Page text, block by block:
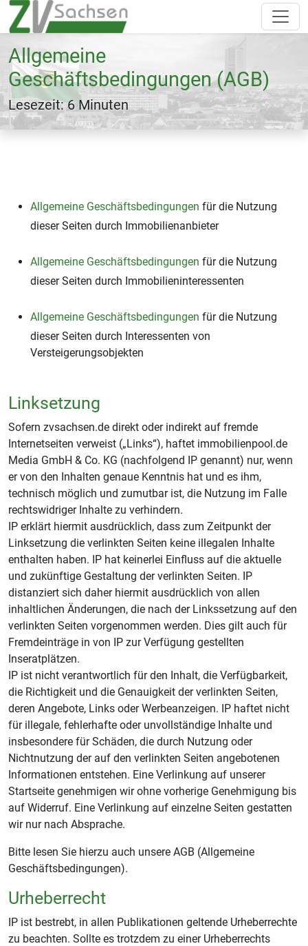
Allgemeine
Geschäftsbedingungen (AGB)
Lesezeit: 6 Minuten
Allgemeine Geschäftsbedingungen für die Nutzung
dieser Seiten durch Immobilienanbieter
Allgemeine Geschäftsbedingungen für die Nutzung
dieser Seiten durch Immobilieninteressenten
Allgemeine Geschäftsbedingungen für die Nutzung
dieser Seiten durch Interessenten von
Versteigerungsobjekten
Linksetzung
Sofern zvsachsen.de direkt oder indirekt auf fremde
Internetseiten verweist („Links“), haftet immobilienpool.de
Media GmbH & Co. KG (nachfolgend IP genannt) nur, wenn
er von den Inhalten genaue Kenntnis hat und es ihm,
technisch möglich und zumutbar ist, die Nutzung im Falle
rechtswidriger Inhalte zu verhindern.
IP erklärt hiermit ausdrücklich, dass zum Zeitpunkt der
Linksetzung die verlinkten Seiten keine illegalen Inhalte
enthalten haben. IP hat keinerlei Einfluss auf die aktuelle
und zukünftige Gestaltung der verlinkten Seiten. IP
distanziert sich daher hiermit ausdrücklich von allen
inhaltlichen Änderungen, die nach der Linkssetzung auf den
verlinkten Seiten vorgenommen werden. Dies gilt auch für
Fremdeinträge in von IP zur Verfügung gestellten
Inseratplätzen.
IP ist nicht verantwortlich für den Inhalt, die Verfügbarkeit,
die Richtigkeit und die Genauigkeit der verlinkten Seiten,
deren Angebote, Links oder Werbeanzeigen. IP haftet nicht
für illegale, fehlerhafte oder unvollständige Inhalte und
insbesondere für Schäden, die durch Nutzung oder
Nichtnutzung der auf den verlinkten Seiten angebotenen
Informationen entstehen. Eine Verlinkung auf unserer
Startseite genehmigen wir ohne vorherige Genehmigung bis
auf Widerruf. Eine Verlinkung auf einzelne Seiten gestatten
wir nur nach Absprache.
Bitte lesen Sie hierzu auch unsere AGB (Allgemeine
Geschäftsbedingungen).
Urheberrecht
IP ist bestrebt, in allen Publikationen geltende Urheberrechte
zu beachten. Sollte es trotzdem zu einer Urheberrechts